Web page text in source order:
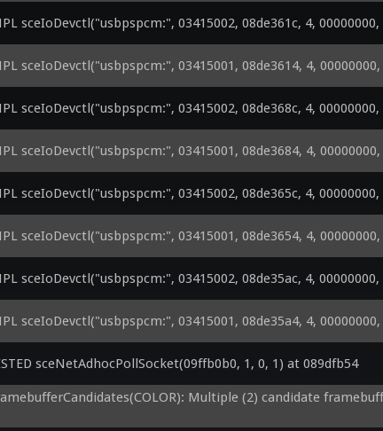
sceIoDevctl("usbpspcm:", 03415002, 08de361c, 4, 00000000,
sceIoDevctl("usbpspcm:", 03415001, 08de3614, 4, 00000000,
sceIoDevctl("usbpspcm:", 03415002, 08de368c, 4, 00000000,
sceIoDevctl("usbpspcm:", 03415001, 08de3684, 4, 00000000,
sceIoDevctl("usbpspcm:", 03415002, 08de365c, 4, 00000000,
sceIoDevctl("usbpspcm:", 03415001, 08de3654, 4, 00000000,
sceIoDevctl("usbpspcm:", 03415002, 08de35ac, 4, 00000000,
sceIoDevctl("usbpspcm:", 03415001, 08de35a4, 4, 00000000,
sceNetAdhocPollSocket(09ffb0b0, 1, 0, 1) at 089dfb54
Multiple (2) candidate